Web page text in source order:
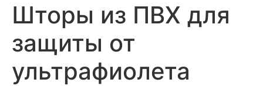
Шторы из ПВХ для
защиты от
ультрафиолета